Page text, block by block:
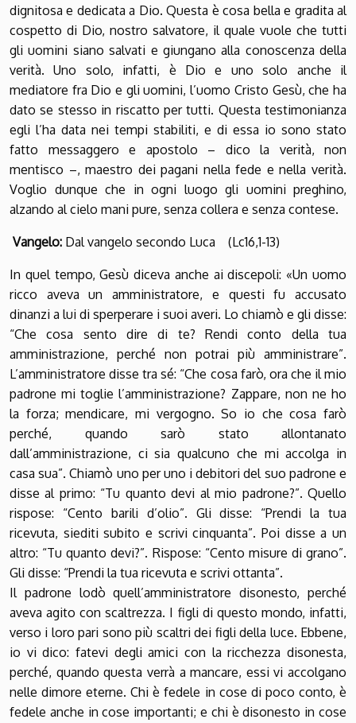
dignitosa e dedicata a Dio. Questa è cosa bella e gradita al
cospetto di Dio, nostro salvatore, il quale vuole che tutti
gli uomini siano salvati e giungano alla conoscenza della
verità. Uno solo, infatti, è Dio e uno solo anche il
mediatore fra Dio e gli uomini, l’uomo Cristo Gesù, che ha
dato se stesso in riscatto per tutti. Questa testimonianza
egli l’ha data nei tempi stabiliti, e di essa io sono stato
fatto messaggero e apostolo – dico la verità, non
mentisco –, maestro dei pagani nella fede e nella verità.
Voglio dunque che in ogni luogo gli uomini preghino,
alzando al cielo mani pure, senza collera e senza contese.
Vangelo: Dal vangelo secondo Luca (Lc16,1-13)
In quel tempo, Gesù diceva anche ai discepoli: «Un uomo
ricco aveva un amministratore, e questi fu accusato
dinanzi a lui di sperperare i suoi averi. Lo chiamò e gli disse:
“Che cosa sento dire di te? Rendi conto della tua
amministrazione, perché non potrai più amministrare”.
L’amministratore disse tra sé: “Che cosa farò, ora che il mio
padrone mi toglie l’amministrazione? Zappare, non ne ho
la forza; mendicare, mi vergogno. So io che cosa farò
perché, quando sarò stato allontanato
dall’amministrazione, ci sia qualcuno che mi accolga in
casa sua”. Chiamò uno per uno i debitori del suo padrone e
disse al primo: “Tu quanto devi al mio padrone?”. Quello
rispose: “Cento barili d’olio”. Gli disse: “Prendi la tua
ricevuta, siediti subito e scrivi cinquanta”. Poi disse a un
altro: “Tu quanto devi?”. Rispose: “Cento misure di grano”.
Gli disse: “Prendi la tua ricevuta e scrivi ottanta”.
Il padrone lodò quell’amministratore disonesto, perché
aveva agito con scaltrezza. I figli di questo mondo, infatti,
verso i loro pari sono più scaltri dei figli della luce. Ebbene,
io vi dico: fatevi degli amici con la ricchezza disonesta,
perché, quando questa verrà a mancare, essi vi accolgano
nelle dimore eterne. Chi è fedele in cose di poco conto, è
fedele anche in cose importanti; e chi è disonesto in cose